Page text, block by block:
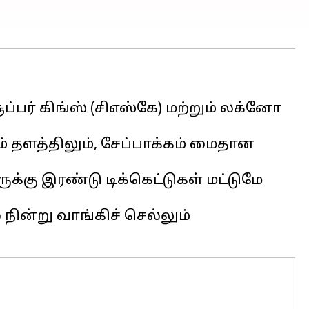
கிங்ஸ் (சிஎஸ்கே) மற்றும் லக்னோ
தளத்திலும், சேப்பாக்கம் மைதான
இரண்டு டிக்கெட்டுகள் மட்டுமே
வாங்கிச் செல்லும்